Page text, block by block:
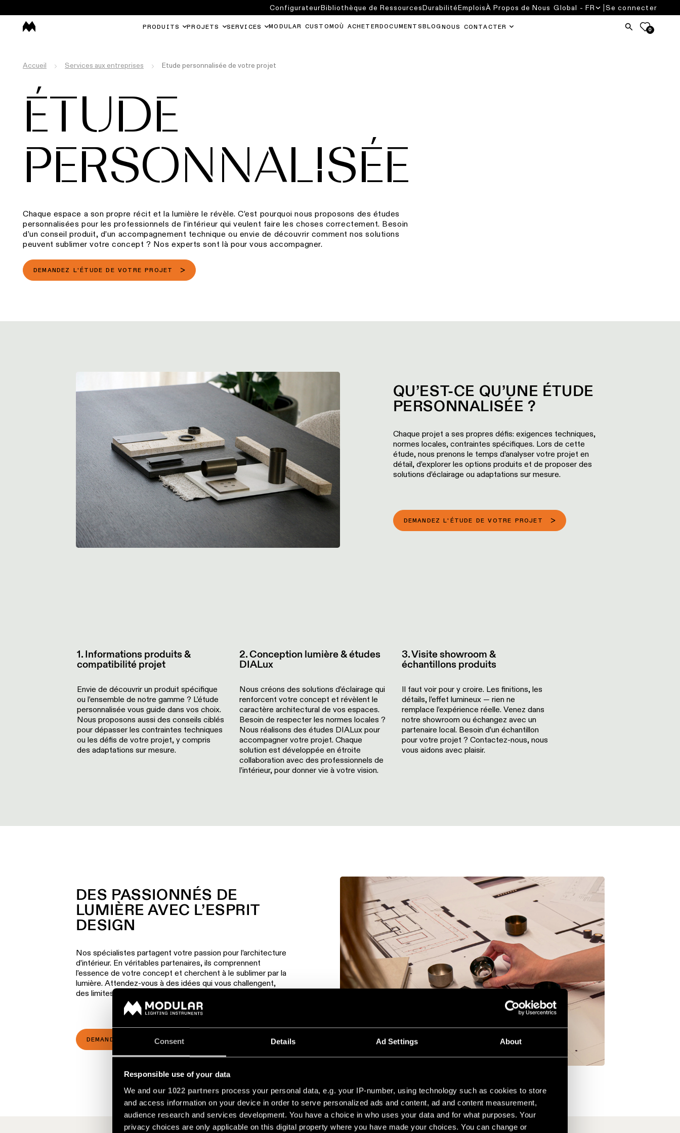
Consent Details Ad Settings About
Responsible use of your data
We and our 1022 partners process your personal data, e.g. your IP-number, using technology such as cookies to store
and access information on your device in order to serve personalized ads and content, ad and content measurement,
audience research and services development. You have a choice in who uses your data and for what purposes. Your
privacy choices are only applicable on this digital property where you have made your choices. You can change or
PRODUITS PROJETS SERVICES MODULAR CUSTOM OÙ ACHETER DOCUMENTS BLOG NOUS CONTACTER 0
ConfigurateurBibliothèque de RessourcesDurabilitéEmploisÀ Propos de Nous Global - FR Se connecter
Accueil Services aux entreprises Etude personnalisée de votre projet
ÉTUDE
PERSONNALISÉE
Chaque espace a son propre récit et la lumière le révèle. C’est pourquoi nous proposons des études
personnalisées pour les professionnels de l’intérieur qui veulent faire les choses correctement. Besoin
d’un conseil produit, d’un accompagnement technique ou envie de découvrir comment nos solutions
peuvent sublimer votre concept ? Nos experts sont là pour vous accompagner.
DEMANDEZ L'ÉTUDE DE VOTRE PROJET
QU’EST-CE QU’UNE ÉTUDE
PERSONNALISÉE ?
Chaque projet a ses propres défis: exigences techniques,
normes locales, contraintes spécifiques. Lors de cette
étude, nous prenons le temps d’analyser votre projet en
détail, d’explorer les options produits et de proposer des
solutions d’éclairage ou adaptations sur mesure.
DEMANDEZ L'ÉTUDE DE VOTRE PROJET
1. Informations produits &
compatibilité projet
Envie de découvrir un produit spécifique
ou l’ensemble de notre gamme ? L’étude
personnalisée vous guide dans vos choix.
Nous proposons aussi des conseils ciblés
pour dépasser les contraintes techniques
ou les défis de votre projet, y compris
des adaptations sur mesure.
2. Conception lumière & études
DIALux
Nous créons des solutions d’éclairage qui
renforcent votre concept et révèlent le
caractère architectural de vos espaces.
Besoin de respecter les normes locales ?
Nous réalisons des études DIALux pour
accompagner votre projet. Chaque
solution est développée en étroite
collaboration avec des professionnels de
l’intérieur, pour donner vie à votre vision.
3. Visite showroom &
échantillons produits
Il faut voir pour y croire. Les finitions, les
détails, l’effet lumineux — rien ne
remplace l’expérience réelle. Venez dans
notre showroom ou échangez avec un
partenaire local. Besoin d’un échantillon
pour votre projet ? Contactez-nous, nous
vous aidons avec plaisir.
DES PASSIONNÉS DE
LUMIÈRE AVEC L’ESPRIT
DESIGN
Nos spécialistes partagent votre passion pour l’architecture
d’intérieur. En véritables partenaires, ils comprennent
l’essence de votre concept et cherchent à le sublimer par la
lumière. Attendez-vous à des idées qui vous challengent,
des limites repoussées et une vision pleinement réalisée.
DEMANDEZ L'ÉTUDE DE VOTRE PROJET